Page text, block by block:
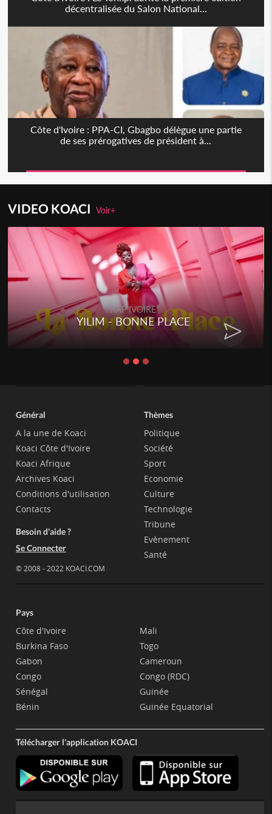
décentralisée du Salon National...
Côte d'Ivoire : PPA-CI, Gbagbo délègue une partie
de ses prérogatives de président à...
VIDEO KOACIVoir+
RAP IVOIRE
YILIM - BONNE PLACE
Général
A la une de Koaci
Koaci Côte d'Ivoire
Koaci Afrique
Archives Koaci
Conditions d'utilisation
Contacts
Besoin d'aide ?
Se Connecter
© 2008 - 2022 KOACI.COM
Thèmes
Politique
Société
Sport
Economie
Culture
Technologie
Tribune
Evènement
Santé
Pays
Côte d'Ivoire
Burkina Faso
Gabon
Congo
Sénégal
Bénin
Mali
Togo
Cameroun
Congo (RDC)
Guinée
Guinée Equatorial
Télécharger l'application KOACI